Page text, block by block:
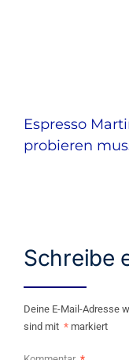
Espresso
probieren
Schreibe
Deine E-Mail-Adresse
sind mit * markiert